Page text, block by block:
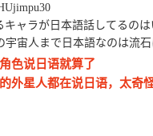
キャラが日本語話してるの
宇宙人まで日本語なのは流石
色说日语就算了
外星人都在说日语，太奇